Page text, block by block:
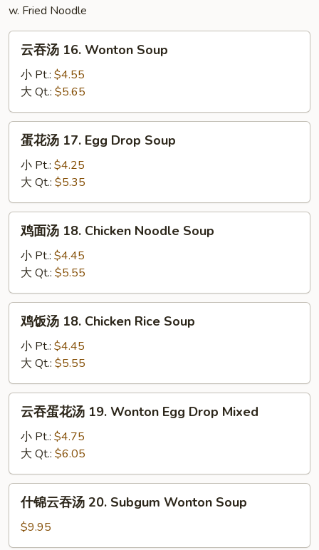
w. Fried Noodle
16.
Wonton
Soup
云吞汤 16. Wonton Soup
小 Pt.: $4.55
大 Qt.: $5.65
17.
Egg
Drop
Soup
蛋花汤 17. Egg Drop Soup
小 Pt.: $4.25
大 Qt.: $5.35
18.
Chicken
Noodle
Soup
鸡面汤 18. Chicken Noodle Soup
小 Pt.: $4.45
大 Qt.: $5.55
18.
Chicken
Rice
Soup
鸡饭汤 18. Chicken Rice Soup
小 Pt.: $4.45
大 Qt.: $5.55
汤
19.
Wonton
Egg
云吞蛋花汤 19. Wonton Egg Drop Mixed
小 Pt.: $4.75
大 Qt.: $6.05
吞
什锦云吞汤 20. Subgum Wonton Soup
$9.95